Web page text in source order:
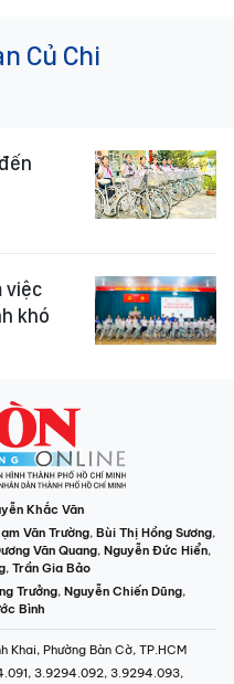
Củ Chi
việc
khó
Khắc Văn
Văn Trường, Bùi Thị Hồng Sương,
Văn Quang, Nguyễn Đức Hiển,
, Trần Gia Bảo
Trưởng, Nguyễn Chiến Dũng,
Bình
Phường Bàn Cờ, TP.HCM
3.9294.092, 3.9294.093,